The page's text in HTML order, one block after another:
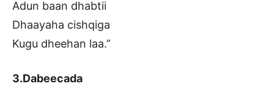
Adun baan dhabtii
Dhaayaha cishqiga
Kugu dheehan laa.”
3.Dabeecada